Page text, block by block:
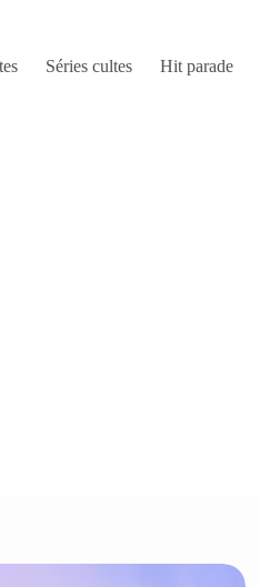
Séries cultes Hit parade